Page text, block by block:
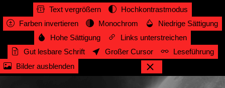
springen Text vergrößern
Hochkontrastmodus
Farben invertieren
Monochrom
Niedrige Sättigung
Hohe Sättigung
Links unterstreichen
Gut lesbare Schrift
Großer Cursor
Leseführung
Bilder ausblenden